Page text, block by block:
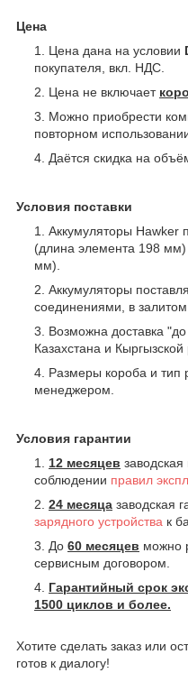
Цена
Цена дана на условии
покупателя, вкл. НДС.
Цена не включает
Можно приобрести
повторном
Даётся скидка на
Условия поставки
Аккумуляторы Hawker
(длина элемента 198 мм)
мм).
Аккумуляторы
соединениями, в
Возможна доставка
Казахстана и Кыргызской
Размеры короба и тип
менеджером.
Условия гарантии
12 месяцев заводская
соблюдении правил
24 месяца заводская
зарядного устройства к
До 60 месяцев можно
сервисным договором.
Гарантийный срок
1500 циклов и более.
Хотите сделать заказ или
готов к диалогу!